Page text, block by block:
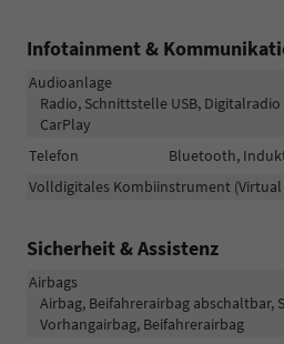
Infotainment &
Audioanlage
Radio, Schnittstelle USB,
CarPlay
Telefon
Bluetooth,
Volldigitales Kombiinstrument (Virtual
Sicherheit & Assistenz
Airbags
Airbag, Beifahrerairbag abschaltbar,
Vorhangairbag, Beifahrerairbag